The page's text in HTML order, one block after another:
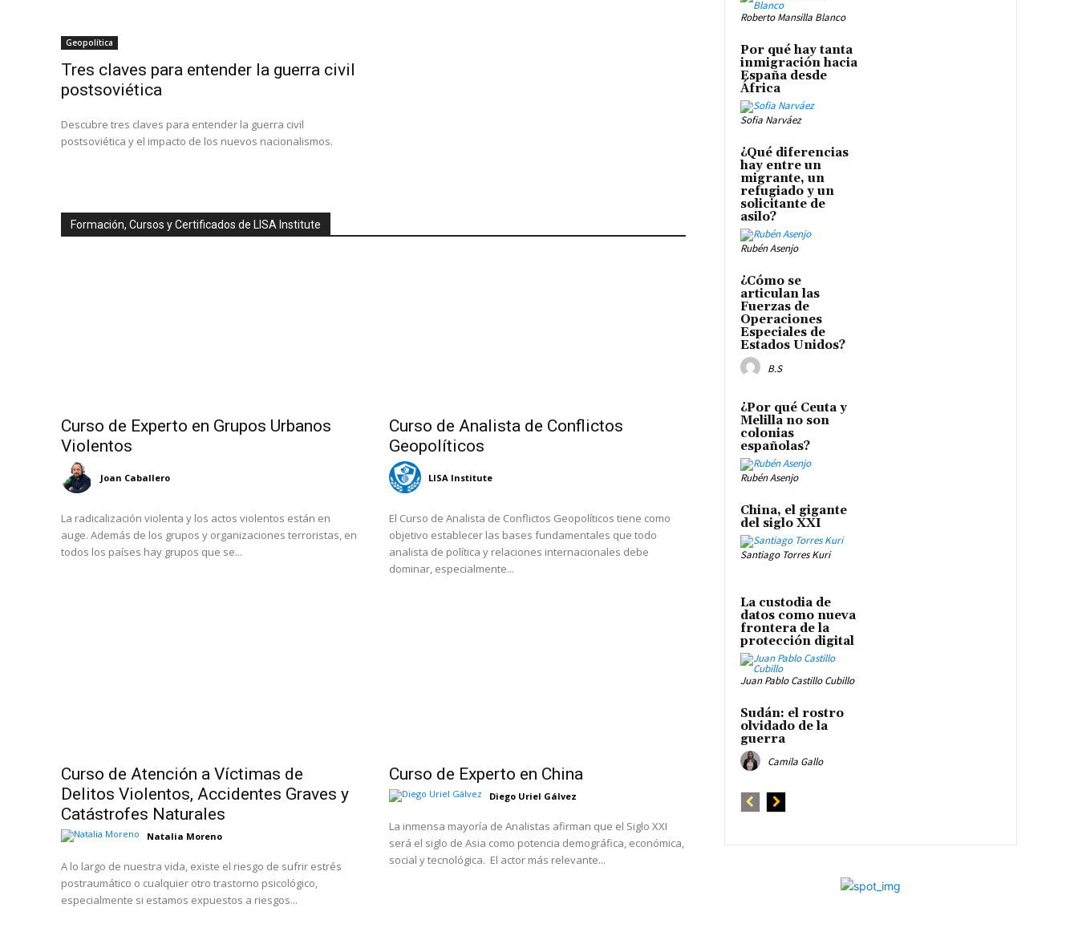
Geopolítica
Tres claves para entender la guerra civil
postsoviética
Descubre tres claves para entender la guerra civil
postsoviética y el impacto de los nuevos nacionalismos.
Formación, Cursos y Certificados de LISA Institute
Curso de Experto en Grupos Urbanos
Violentos
Joan Caballero
La radicalización violenta y los actos violentos están en
auge. Además de los grupos y organizaciones terroristas, en
todos los países hay grupos que se...
Curso de Analista de Conflictos
Geopolíticos
LISA Institute
El Curso de Analista de Conflictos Geopolíticos tiene como
objetivo establecer las bases fundamentales que todo
analista de política y relaciones internacionales debe
dominar, especialmente...
Curso de Atención a Víctimas de
Delitos Violentos, Accidentes Graves y
Catástrofes Naturales
Natalia Moreno
A lo largo de nuestra vida, existe el riesgo de sufrir estrés
postraumático o cualquier otro trastorno psicológico,
especialmente si estamos expuestos a riesgos...
Curso de Experto en China
Diego Uriel Gálvez
La inmensa mayoría de Analistas afirman que el Siglo XXI
será el siglo de Asia como potencia demográfica, económica,
social y tecnológica. El actor más relevante...
Roberto Mansilla Blanco
Por qué hay tanta
inmigración hacia
España desde
África
Sofia Narváez
¿Qué diferencias
hay entre un
migrante, un
refugiado y un
solicitante de
asilo?
Rubén Asenjo
¿Cómo se
articulan las
Fuerzas de
Operaciones
Especiales de
Estados Unidos?
B.S
¿Por qué Ceuta y
Melilla no son
colonias
españolas?
Rubén Asenjo
China, el gigante
del siglo XXI
Santiago Torres Kuri
La custodia de
datos como nueva
frontera de la
protección digital
Juan Pablo Castillo Cubillo
Sudán: el rostro
olvidado de la
guerra
Camila Gallo